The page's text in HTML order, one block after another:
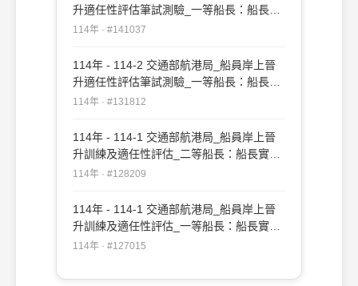
升適任性評估筆試測驗_一等船長：船長實
務#141037
114年 · #141037
114年 - 114-2 交通部航港局_船員岸上晉
升適任性評估筆試測驗_一等船長：船長實
務#131812
114年 · #131812
114年 - 114-1 交通部航港局_船員岸上晉
升訓練及適任性評估_二等船長：船長實務
#128209
114年 · #128209
114年 - 114-1 交通部航港局_船員岸上晉
升訓練及適任性評估_一等船長：船長實務
#127015
114年 · #127015